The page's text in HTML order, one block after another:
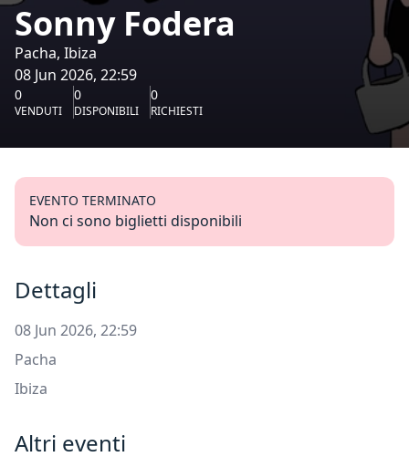
Sonny Fodera
Pacha, Ibiza
08 Jun 2026, 22:59
0
VENDUTI
0
DISPONIBILI
0
RICHIESTI
EVENTO TERMINATO
Non ci sono biglietti disponibili
Dettagli
08 Jun 2026, 22:59
Pacha
Ibiza
Altri eventi